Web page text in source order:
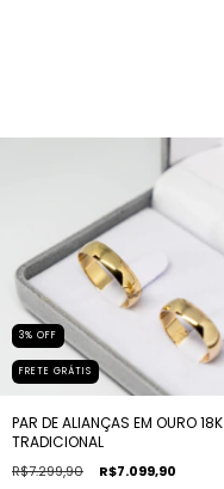
3% OFF
FRETE GRÁTIS
PAR DE ALIANÇAS EM OURO 18K
TRADICIONAL
R$7.299,90 R$7.099,90